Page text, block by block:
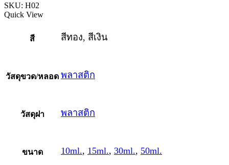
SKU: H02
Quick View
สี สีทอง, สีเงิน
วัสดุขวด/หลอด พลาสติก
วัสดุฝา พลาสติก
ขนาด 10ml., 15ml., 30ml., 50ml.